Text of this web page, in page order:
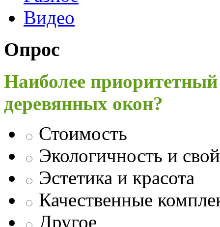
Видео
Опрос
Наиболее
деревянных окон?
Стоимость
Экологичность и
Эстетика и красота
Качественные
Другое